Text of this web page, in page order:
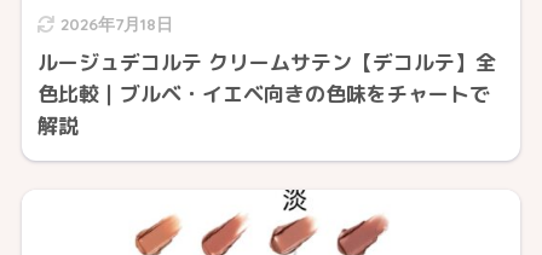
2026年7月18日
ルージュデコルテ クリームサテン【デコルテ】全
色比較｜ブルベ・イエベ向きの色味をチャートで
解説